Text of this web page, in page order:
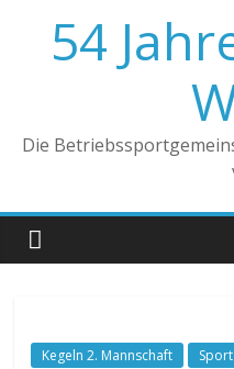
springen54
Die
Kegeln 2. Mannschaft Sport